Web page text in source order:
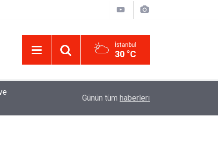
İstanbul
30 °C
Uzadı, Ödeme Kuralları Değişti
Günün tüm haberleri